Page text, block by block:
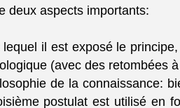
deux aspects importants:
il est exposé le
(avec des retombées
de la connaissance:
postulat est utilisé en